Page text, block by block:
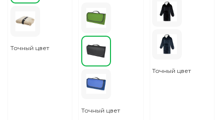
Точный цвет
Точный цвет
Точный цвет